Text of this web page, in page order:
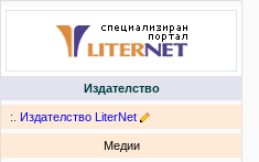
Издателство
:. Издателство LiterNet
Медии